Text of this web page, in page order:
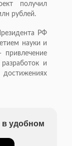
получил
рублей.
РФ
науки и
и
удобном